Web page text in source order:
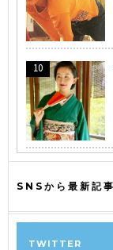
SNSから最新記
TWITTER